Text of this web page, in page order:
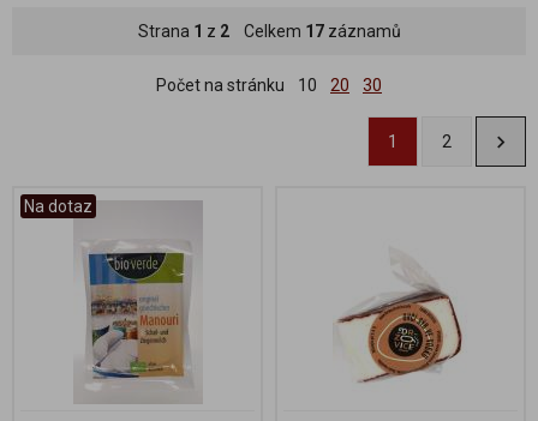
Strana 1 z 2Celkem 17záznamů
Počet na stránku 10 20 30
1 2
Na dotaz